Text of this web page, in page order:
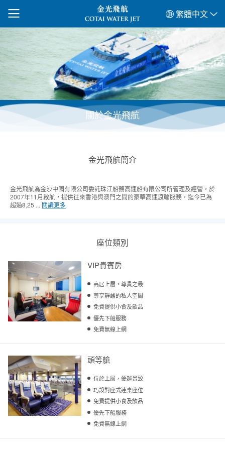
繁體中文
關於金光飛航
金光飛航簡介
金光飛航為金沙中國有限公司委託珠江船務高速船有限公司所管理及經營，於
2007年11月啟航，提供往來香港與澳門之間的豪華高速渡輪服務，迄今已為
超過8,25 ... 閱讀更多
座位類別
VIP貴賓房
高居上層，尊貴之最
尊享靜謐的私人空間
免費提供小食及飲品
優先下船服務
免費無線上網
頭等艙
位於上層，優越景致
巧設對座式連桌座位
免費提供小食及飲品
優先下船服務
免費無線上網